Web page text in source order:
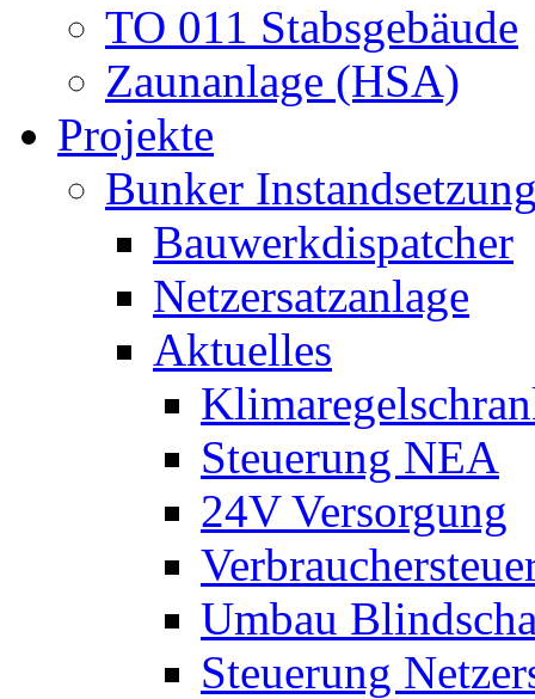
TO 011 Stabsgebäude
Zaunanlage (HSA)
Projekte
Bunker
Bauwerkdispatcher
Netzersatzanlage
Aktuelles
Steuerung NEA
24V Versorgung
Umbau
Steuerung